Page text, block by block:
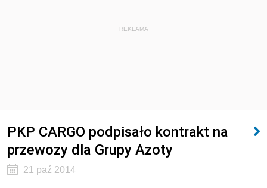
REKLAMA
PKP CARGO podpisało kontrakt na
przewozy dla Grupy Azoty
21 paź 2014